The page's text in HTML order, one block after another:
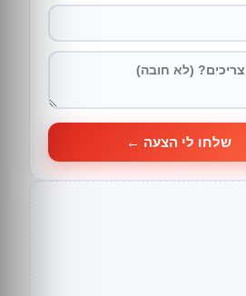
שלחו לי הצעה ←